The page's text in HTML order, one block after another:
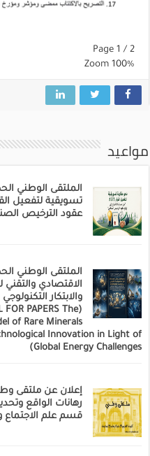
Page 1 / 2
Zoom 100%
مواعيد
الملتقى الوطني
عقود الترخيص
الملتقى الوطني
الاقتصادي والتقني
والابتكار
FOR PAPERS The
of Rare Minerals
Innovation in Light of
Global Energy Challenges)
إعلان عن ملتقى
رهانات الواقع
قسم علم الاجتماع